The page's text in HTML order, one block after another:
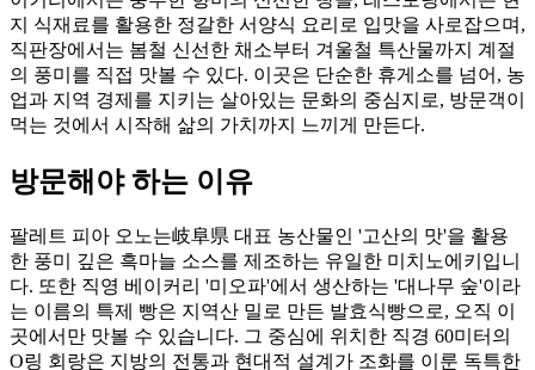
지 식재료를 활용한 정갈한 서양식 요리로 입맛을 사로잡으며,
직판장에서는 봄철 신선한 채소부터 겨울철 특산물까지 계절
의 풍미를 직접 맛볼 수 있다. 이곳은 단순한 휴게소를 넘어, 농
업과 지역 경제를 지키는 살아있는 문화의 중심지로, 방문객이
먹는 것에서 시작해 삶의 가치까지 느끼게 만든다.
방문해야 하는 이유
팔레트 피아 오노는岐阜県 대표 농산물인 '고산의 맛'을 활용
한 풍미 깊은 흑마늘 소스를 제조하는 유일한 미치노에키입니
다. 또한 직영 베이커리 '미오파'에서 생산하는 '대나무 숲'이라
는 이름의 특제 빵은 지역산 밀로 만든 발효식빵으로, 오직 이
곳에서만 맛볼 수 있습니다. 그 중심에 위치한 직경 60미터의
O링 회랑은 지방의 전통과 현대적 설계가 조화를 이룬 독특한